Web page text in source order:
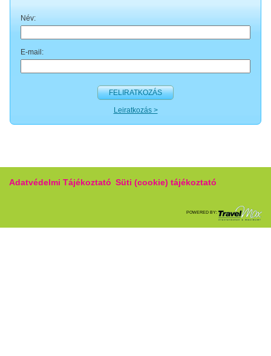
Név:
E-mail:
FELIRATKOZÁS
Leiratkozás >
Adatvédelmi Tájékoztató Süti (cookie) tájékoztató
POWERED BY: